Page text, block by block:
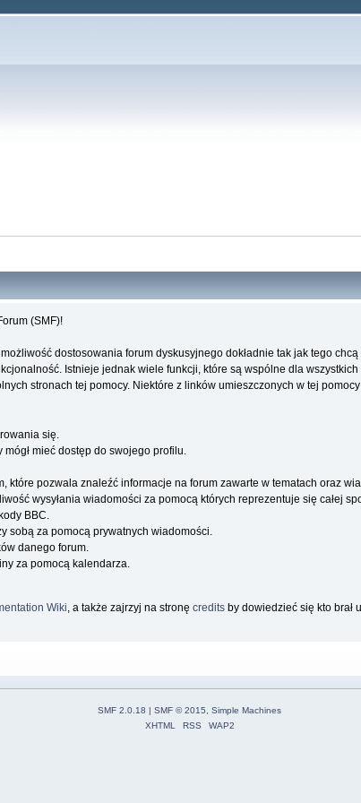
(SMF)!
dostosowania forum dyskusyjnego dokładnie tak jak tego
Istnieje jednak wiele funkcji, które są wspólne dla
stronach tej pomocy. Niektóre z linków umieszczonych w tej
się.
mieć dostęp do swojego profilu.
które pozwala znaleźć informacje na forum zawarte w tematach oraz
wysyłania wiadomości za pomocą których reprezentuje się całej
BBC.
sobą za pomocą prywatnych wiadomości.
danego forum.
za pomocą kalendarza.
Wiki , a także zajrzyj na stronęcredits by dowiedzieć się kto brał
SMF 2.0.18 | SMF © 2015, Simple Machines
XHTML
RSS WAP2